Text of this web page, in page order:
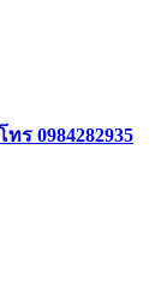
0984282935